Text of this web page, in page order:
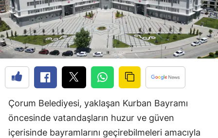
Çanakkale
Çankırı
Çorum
Denizli
Diyarbakır
Edirne
Elazığ
Çorum Belediyesi, yaklaşan Kurban Bayramı
öncesinde vatandaşların huzur ve güven
içerisinde bayramlarını geçirebilmeleri amacıyla